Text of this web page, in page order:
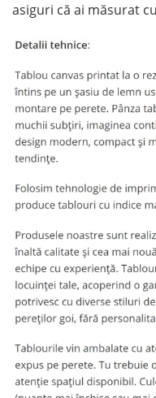
asiguri că ai măsurat